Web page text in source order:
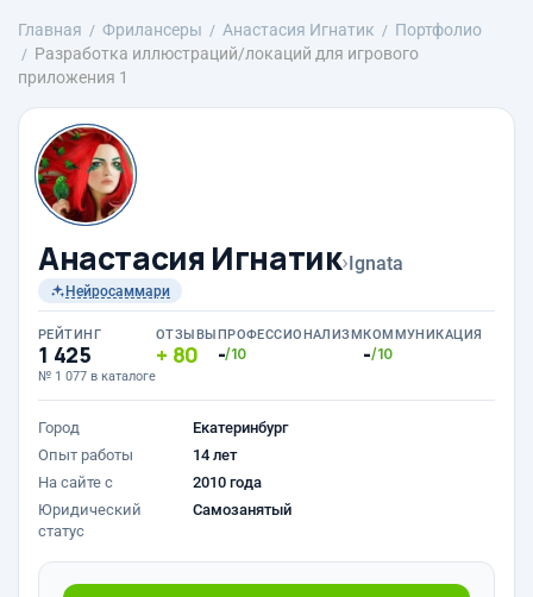
Главная Фрилансеры Анастасия Игнатик
Портфолио
Разработка иллюстраций/локаций для игрового
приложения 1
Анастасия Игнатик›Ignata
Нейросаммари
РЕЙТИНГ
1 425
№ 1 077 в каталоге
ОТЗЫВЫ
80
ПРОФЕССИОНАЛИЗМ
-/10
КОММУНИКАЦИЯ
-/10
Город
Екатеринбург
Опыт работы
14 лет
На сайте с
2010 года
Юридический
статус
Самозанятый